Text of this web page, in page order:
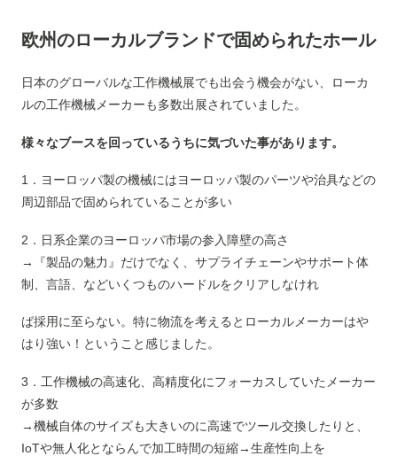
欧州のローカルブランドで固められたホール
日本のグローバルな工作機械展でも出会う機会がない、ローカ
ルの工作機械メーカーも多数出展されていました。
様々なブースを回っているうちに気づいた事があります。
1．ヨーロッパ製の機械にはヨーロッパ製のパーツや治具などの
周辺部品で固められていることが多い
2．日系企業のヨーロッパ市場の参入障壁の高さ
→『製品の魅力』だけでなく、サプライチェーンやサポート体
制、言語、などいくつものハードルをクリアしなけれ
ば採用に至らない。特に物流を考えるとローカルメーカーはや
はり強い！ということ感じました。
3．工作機械の高速化、高精度化にフォーカスしていたメーカー
が多数
→機械自体のサイズも大きいのに高速でツール交換したりと、
IoTや無人化とならんで加工時間の短縮→生産性向上を